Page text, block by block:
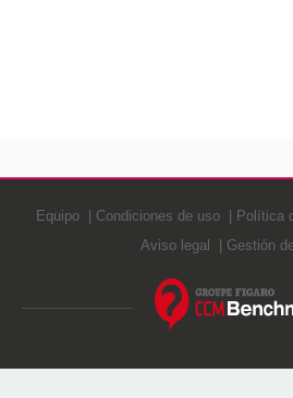
Equipo Condiciones de uso Política
Aviso legal
Gestión